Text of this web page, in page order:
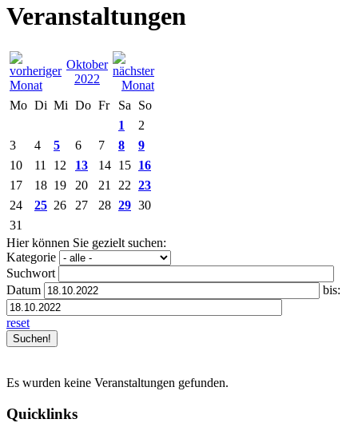
Veranstaltungen
Oktober
2022
Mo Di Mi Do Fr Sa
So
1
2
3
4 5 6 7 8
9
10
11 12 13 14 15 16
17
18 19 20 21 22 23
24
25 26 27 28 29 30
31
Hier können Sie gezielt suchen:
Kategorie
Suchwort
Datum
bis:
reset
Es wurden keine Veranstaltungen gefunden.
Quicklinks